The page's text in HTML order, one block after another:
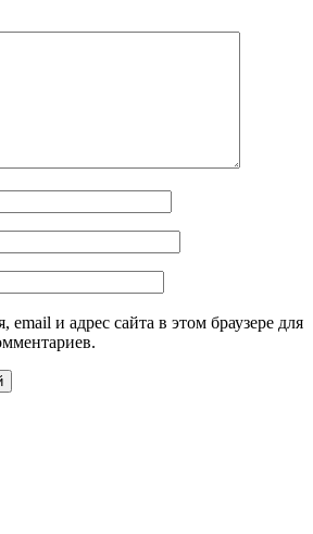
и адрес сайта в этом браузере для